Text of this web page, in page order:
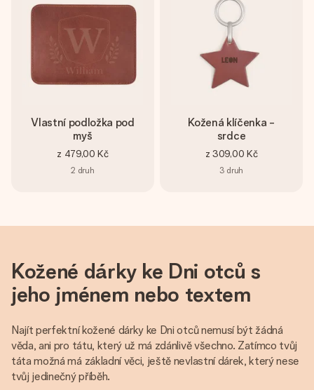
Vlastní podložka pod
myš
z 479,00 Kč
2 druh
Kožená klíčenka -
srdce
z 309,00 Kč
3 druh
Kožené dárky ke Dni otců s
jeho jménem nebo textem
Najít perfektní kožené dárky ke Dni otců nemusí být žádná
věda, ani pro tátu, který už má zdánlivě všechno. Zatímco tvůj
táta možná má základní věci, ještě nevlastní dárek, který nese
tvůj jedinečný příběh.